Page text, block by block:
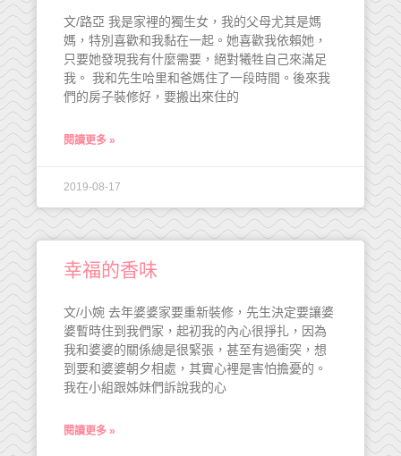
文/路亞 我是家裡的獨生女，我的父母尤其是媽
媽，特別喜歡和我黏在一起。她喜歡我依賴她，
只要她發現我有什麼需要，絕對犧牲自己來滿足
我。 我和先生哈里和爸媽住了一段時間。後來我
們的房子裝修好，要搬出來住的
閱讀更多 »
2019-08-17
幸福的香味
文/小婉 去年婆婆家要重新裝修，先生決定要讓婆
婆暫時住到我們家，起初我的內心很掙扎，因為
我和婆婆的關係總是很緊張，甚至有過衝突，想
到要和婆婆朝夕相處，其實心裡是害怕擔憂的。
我在小組跟姊妹們訴說我的心
閱讀更多 »